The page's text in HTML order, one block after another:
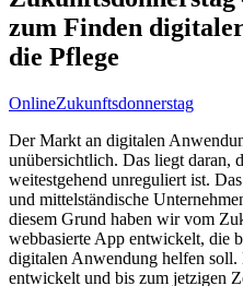
zum Finden
die Pflege
OnlineZukunftsdonnerstag
Der Markt an digitalen
unübersichtlich. Das liegt daran,
weitestgehend unreguliert ist.
und mittelständische
diesem Grund haben wir vom
webbasierte App entwickelt, die
digitalen Anwendung helfen
entwickelt und bis zum jetzigen